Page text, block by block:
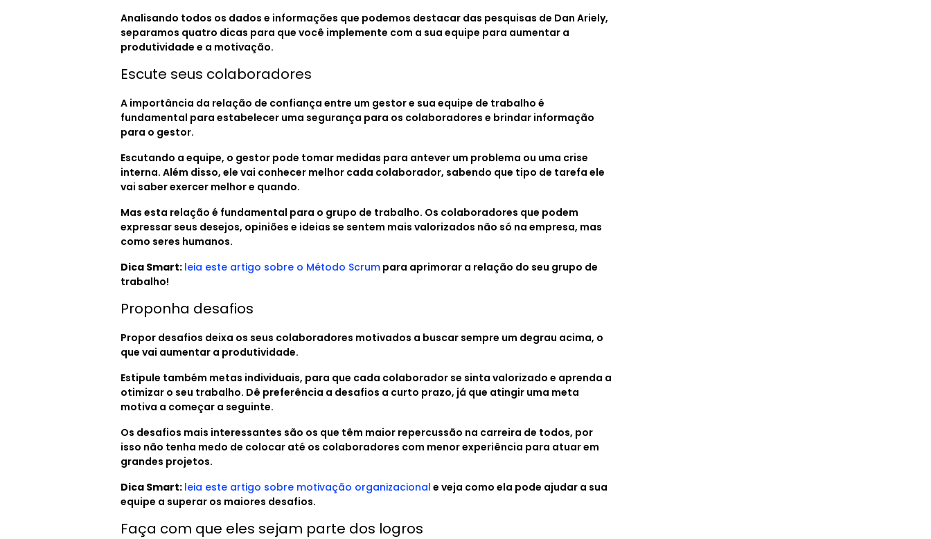
Analisando todos os dados e informações que podemos destacar das pesquisas de Dan Ariely,
separamos quatro dicas para que você implemente com a sua equipe para aumentar a
produtividade e a motivação.
Escute seus colaboradores
A importância da relação de confiança entre um gestor e sua equipe de trabalho é
fundamental para estabelecer uma segurança para os colaboradores e brindar informação
para o gestor.
Escutando a equipe, o gestor pode tomar medidas para antever um problema ou uma crise
interna. Além disso, ele vai conhecer melhor cada colaborador, sabendo que tipo de tarefa ele
vai saber exercer melhor e quando.
Mas esta relação é fundamental para o grupo de trabalho. Os colaboradores que podem
expressar seus desejos, opiniões e ideias se sentem mais valorizados não só na empresa, mas
como seres humanos.
Dica Smart: leia este artigo sobre o Método Scrum para aprimorar a relação do seu grupo de
trabalho!
Proponha desafios
Propor desafios deixa os seus colaboradores motivados a buscar sempre um degrau acima, o
que vai aumentar a produtividade.
Estipule também metas individuais, para que cada colaborador se sinta valorizado e aprenda a
otimizar o seu trabalho. Dê preferência a desafios a curto prazo, já que atingir uma meta
motiva a começar a seguinte.
Os desafios mais interessantes são os que têm maior repercussão na carreira de todos, por
isso não tenha medo de colocar até os colaboradores com menor experiência para atuar em
grandes projetos.
Dica Smart: leia este artigo sobre motivação organizacional e veja como ela pode ajudar a sua
equipe a superar os maiores desafios.
Faça com que eles sejam parte dos logros